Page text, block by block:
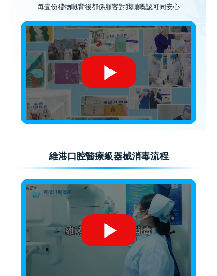
每壹份禮物嘅背後都係顧客對我哋嘅認可同安心
維港口腔醫療級器械消毒流程